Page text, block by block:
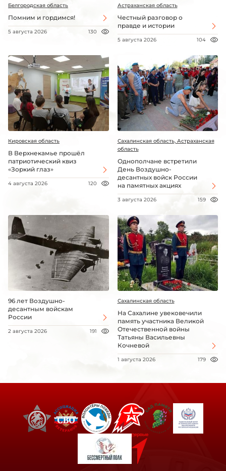
Белгородская область
Помним и гордимся!
5 августа 2026 130
Астраханская область
Честный разговор о
правде и истории
5 августа 2026 104
Кировская область
В Верхнекамье прошёл
патриотический квиз
«Зоркий глаз»
4 августа 2026 120
Сахалинская область, Астраханская
область
Однополчане встретили
День Воздушно-
десантных войск России
на памятных акциях
3 августа 2026 159
96 лет Воздушно-
десантным войскам
России
2 августа 2026 191
Сахалинская область
На Сахалине увековечили
память участника Великой
Отечественной войны
Татьяны Васильевны
Кочневой
1 августа 2026 179